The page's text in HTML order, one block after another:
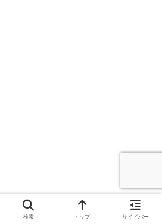
検索 トップ サイドバー